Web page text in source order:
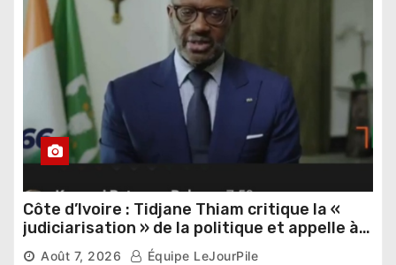
Côte d’Ivoire : Tidjane Thiam critique la «
judiciarisation » de la politique et appelle à
poursuivre l’apaisement
Août 7, 2026 Équipe LeJourPile